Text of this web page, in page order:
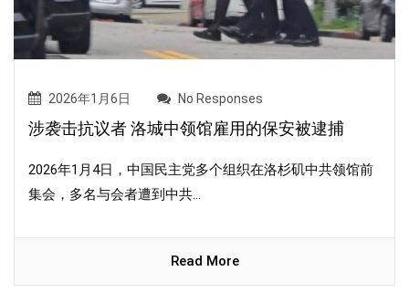
2026年1月6日 No Responses
涉袭击抗议者 洛城中领馆雇用的保安被逮捕
2026年1月4日，中国民主党多个组织在洛杉矶中共领馆前
集会，多名与会者遭到中共...
Read More